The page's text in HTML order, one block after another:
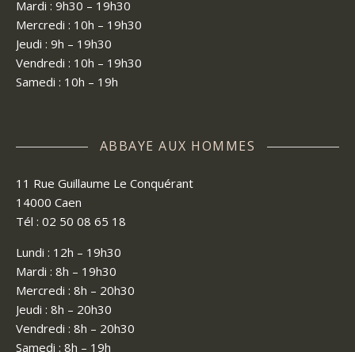
Mardi : 9h30 – 19h30
Mercredi : 10h – 19h30
Jeudi : 9h – 19h30
Vendredi : 10h – 19h30
Samedi : 10h – 19h
ABBAYE AUX HOMMES
11 Rue Guillaume Le Conquérant
14000 Caen
Tél : 02 50 08 65 18
Lundi : 12h – 19h30
Mardi : 8h – 19h30
Mercredi : 8h – 20h30
Jeudi : 8h – 20h30
Vendredi : 8h – 20h30
Samedi : 8h – 19h